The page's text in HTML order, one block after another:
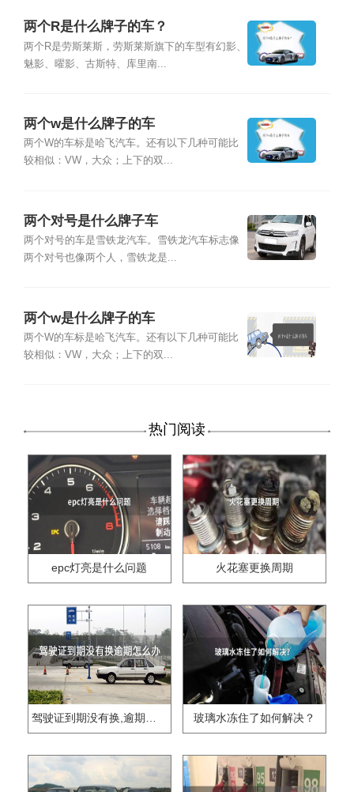
两个R是什么牌子的车？
两个R是劳斯莱斯，劳斯莱斯旗下的车型有幻影、
魅影、曜影、古斯特、库里南...
两个w是什么牌子的车
两个W的车标是哈飞汽车。还有以下几种可能比
较相似：VW，大众；上下的双...
两个对号是什么牌子车
两个对号的车是雪铁龙汽车。雪铁龙汽车标志像
两个对号也像两个人，雪铁龙是...
两个w是什么牌子的车
两个W的车标是哈飞汽车。还有以下几种可能比
较相似：VW，大众；上下的双...
热门阅读
epc灯亮是什么问题 火花塞更换周期
驾驶证到期没有换,逾期怎么办?? 玻璃水冻住了如何解决？